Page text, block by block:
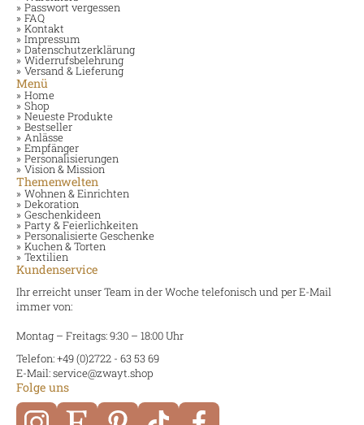
Passwort vergessen
FAQ
Kontakt
Impressum
Datenschutzerklärung
Widerrufsbelehrung
Versand & Lieferung
Menü
Home
Shop
Neueste Produkte
Bestseller
Anlässe
Empfänger
Personalisierungen
Vision & Mission
Themenwelten
Wohnen & Einrichten
Dekoration
Geschenkideen
Party & Feierlichkeiten
Personalisierte Geschenke
Kuchen & Torten
Textilien
Kundenservice
Ihr erreicht unser Team in der Woche telefonisch und per E-Mail
immer von:
Montag – Freitags: 9:30 – 18:00 Uhr
Telefon: +49 (0)2722 - 63 53 69
E-Mail: service@zwayt.shop
Folge uns